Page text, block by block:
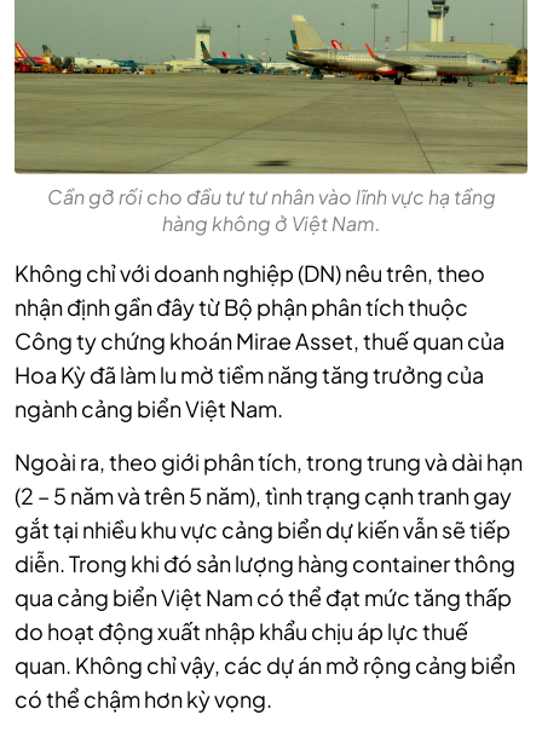
Cần gỡ rối cho đầu tư tư nhân vào lĩnh vực hạ tầng
hàng không ở Việt Nam.
Không chỉ với doanh nghiệp (DN) nêu trên, theo
nhận định gần đây từ Bộ phận phân tích thuộc
Công ty chứng khoán Mirae Asset, thuế quan của
Hoa Kỳ đã làm lu mờ tiềm năng tăng trưởng của
ngành cảng biển Việt Nam.
Ngoài ra, theo giới phân tích, trong trung và dài hạn
(2 – 5 năm và trên 5 năm), tình trạng cạnh tranh gay
gắt tại nhiều khu vực cảng biển dự kiến vẫn sẽ tiếp
diễn. Trong khi đó sản lượng hàng container thông
qua cảng biển Việt Nam có thể đạt mức tăng thấp
do hoạt động xuất nhập khẩu chịu áp lực thuế
quan. Không chỉ vậy, các dự án mở rộng cảng biển
có thể chậm hơn kỳ vọng.